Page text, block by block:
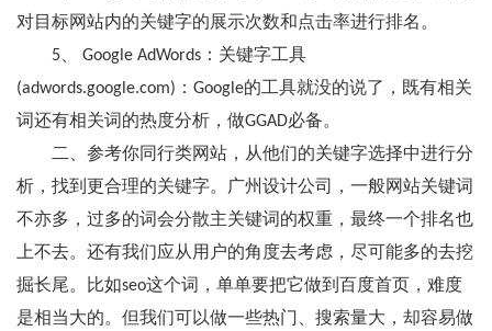
对目标网站内的关键字的展示次数和点击率进行排名。
5、 Google AdWords：关键字工具
(adwords.google.com)：Google的工具就没的说了，既有相关
词还有相关词的热度分析，做GGAD必备。
二、参考你同行类网站，从他们的关键字选择中进行分
析，找到更合理的关键字。广州设计公司，一般网站关键词
不亦多，过多的词会分散主关键词的权重，最终一个排名也
上不去。还有我们应从用户的角度去考虑，尽可能多的去挖
掘长尾。比如seo这个词，单单要把它做到百度首页，难度
是相当大的。但我们可以做一些热门、搜索量大，却容易做